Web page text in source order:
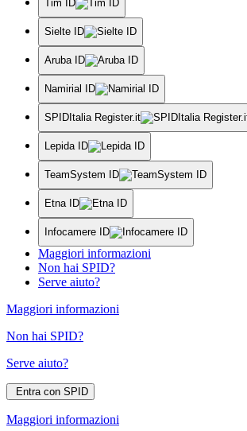
Tim ID
Sielte ID
Aruba ID
Namirial ID
SPIDItalia Register.it
Lepida ID
TeamSystem ID
Etna ID
Infocamere ID
Maggiori informazioni
Non hai SPID?
Serve aiuto?
Maggiori informazioni
Non hai SPID?
Serve aiuto?
Entra con SPID
Maggiori informazioni